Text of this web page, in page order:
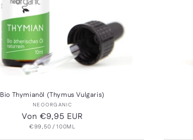
Bio Thymianöl (Thymus Vulgaris)
Anbieter:
NEOORGANIC
Normaler
Preis
Von €9,95 EUR
GRUNDPREIS
€99,50/PRO
100ML